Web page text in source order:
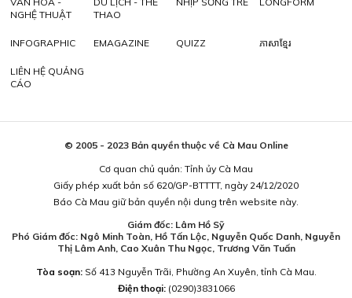
NGHỆ THUẬT
THAO
INFOGRAPHIC EMAGAZINE QUIZZ ភាសាខ្មែរ
LIÊN HỆ QUẢNG
CÁO
© 2005 - 2023 Bản quyền thuộc về Cà Mau Online
Cơ quan chủ quản: Tỉnh ủy Cà Mau
Giấy phép xuất bản số 620/GP-BTTTT, ngày 24/12/2020
Báo Cà Mau giữ bản quyền nội dung trên website này.
Giám đốc: Lâm Hồ Sỹ
Phó Giám đốc: Ngô Minh Toàn, Hồ Tấn Lộc, Nguyễn Quốc Danh, Nguyễn
Thị Lâm Anh, Cao Xuân Thu Ngọc, Trương Văn Tuấn
Tòa soạn:Số 413 Nguyễn Trãi, Phường An Xuyên, tỉnh Cà Mau.
Điện thoại: (0290)3831066